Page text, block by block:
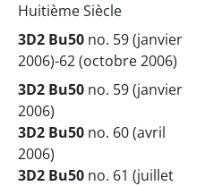
Huitième Siècle
3D2 Bu50 no. 59 (janvier
2006)-62 (octobre 2006)
3D2 Bu50 no. 59 (janvier
2006)
3D2 Bu50 no. 60 (avril
2006)
3D2 Bu50 no. 61 (juillet